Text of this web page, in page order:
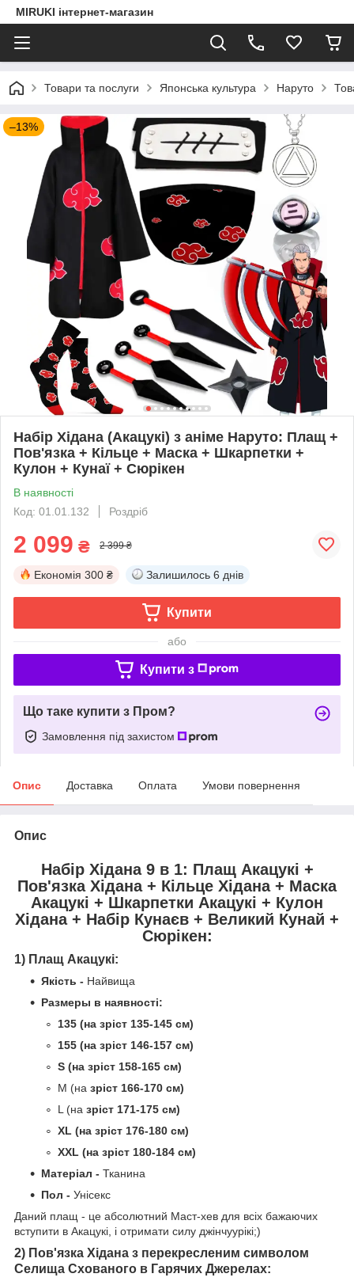
MIRUKI інтернет-магазин
Товари та послуги Японська культура Наруто
–13%
Набір Хідана (Акацукі) з аніме Наруто: Плащ +
Пов'язка + Кільце + Маска + Шкарпетки +
Кулон + Кунаї + Сюрікен
В наявності
Код: 01.01.132
Роздріб
2 099 ₴ 2 399 ₴
Економія 300 ₴ Залишилось 6 днів
Купити
або
Купити з
Що таке купити з Пром?
Замовлення під захистом
Опис Доставка Оплата Умови повернення
Опис
Набір Хідана 9 в 1: Плащ Акацукі +
Пов'язка Хідана + Кільце Хідана + Маска
Акацукі + Шкарпетки Акацукі + Кулон
Хідана + Набір Кунаєв + Великий Кунай +
Cюрікен:
1) Плащ Акацукі:
Якість - Найвища
Размеры в наявності:
135 (на зріст 135-145 см)
155 (на зріст 146-157 см)
S (на зріст 158-165 см)
M (на зріст 166-170 см)
L (на зріст 171-175 см)
XL (на зріст 176-180 см)
XXL (на зріст 180-184 см)
Матеріал - Тканина
Пол - Унісекс
Даний плащ - це абсолютний Маст-хев для всіх бажаючих
вступити в Акацукі, і отримати силу джінчуурікі;)
2) Пов'язка Хідана з перекресленим символом
Селища Схованого в Гарячих Джерелах: